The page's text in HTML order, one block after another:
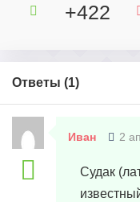
+422
Ответы (1)
Иван 2
Судак